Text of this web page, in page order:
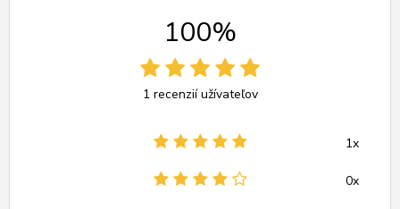
100%
1 recenzií užívateľov
1x
0x